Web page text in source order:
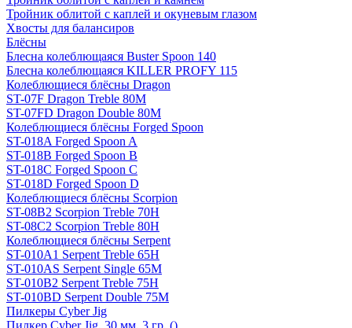
Тройник облитой с каплей и окуневым глазом
Хвосты для балансиров
Блёсны
Блесна колеблющаяся Buster Spoon 140
Блесна колеблющаяся KILLER PROFY 115
Колеблющиеся блёсны Dragon
ST-07F Dragon Treble 80M
ST-07FD Dragon Double 80M
Колеблющиеся блёсны Forged Spoon
ST-018A Forged Spoon A
ST-018B Forged Spoon B
ST-018C Forged Spoon C
ST-018D Forged Spoon D
Колеблющиеся блёсны Scorpion
ST-08B2 Scorpion Treble 70H
ST-08C2 Scorpion Treble 80H
Колеблющиеся блёсны Serpent
ST-010A1 Serpent Treble 65H
ST-010AS Serpent Single 65M
ST-010B2 Serpent Treble 75H
ST-010BD Serpent Double 75M
Пилкеры Cyber Jig
Пилкер Cyber Jig, 30 мм, 3 гр, ()